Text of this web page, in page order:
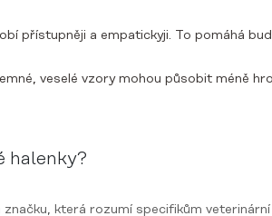
přístupněji a empatickyji. To pomáhá
veselé vzory mohou působit méně
halenky?
která rozumí specifikům